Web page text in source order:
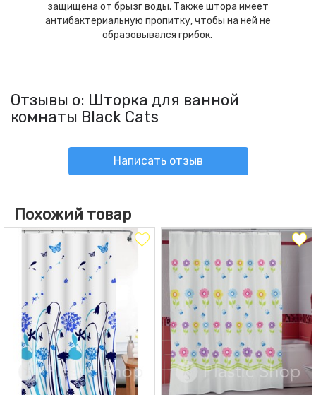
защищена от брызг воды. Также штора имеет
антибактериальную пропитку, чтобы на ней не
образовывался грибок.
Отзывы о: Шторка для ванной
комнаты Black Cats
Написать отзыв
Похожий товар